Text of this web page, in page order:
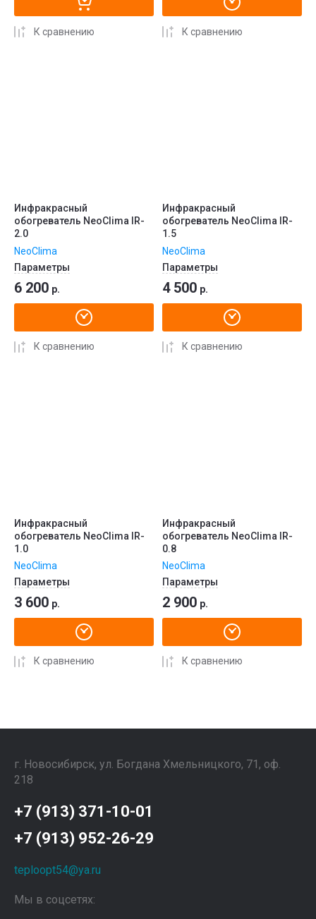
К сравнению К сравнению
Инфракрасный
обогреватель NeoClima IR-
2.0
NeoClima
Параметры
6 200 р.
К сравнению
Инфракрасный
обогреватель NeoClima IR-
1.5
NeoClima
Параметры
4 500 р.
К сравнению
Инфракрасный
обогреватель NeoClima IR-
1.0
NeoClima
Параметры
3 600 р.
К сравнению
Инфракрасный
обогреватель NeoClima IR-
0.8
NeoClima
Параметры
2 900 р.
К сравнению
г. Новосибирск, ул. Богдана Хмельницкого, 71, оф.
218
+7 (913) 371-10-01
+7 (913) 952-26-29
teploopt54@ya.ru
Мы в соцсетях: